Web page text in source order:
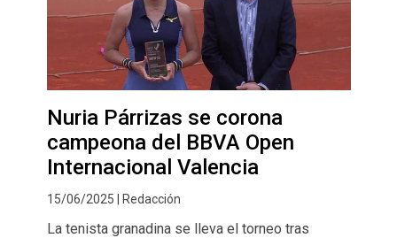
Nuria Párrizas se corona
campeona del BBVA Open
Internacional Valencia
15/06/2025 | Redacción
La tenista granadina se lleva el torneo tras